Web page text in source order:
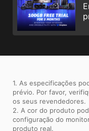
1. As especificações
prévio. Por favor,
os seus revendedores.
2. A cor do produto
configuração do
produto real.